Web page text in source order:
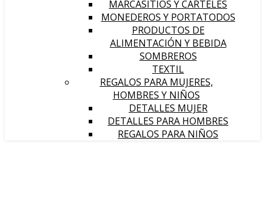
MARCASITIOS Y CARTELES
MONEDEROS Y PORTATODOS
PRODUCTOS DE
ALIMENTACIÓN Y BEBIDA
SOMBREROS
TEXTIL
REGALOS PARA MUJERES,
HOMBRES Y NIÑOS
DETALLES MUJER
DETALLES PARA HOMBRES
REGALOS PARA NIÑOS